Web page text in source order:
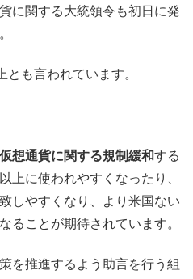
に関する大統領令も初日に発
も言われています。
仮想通貨に関する規制緩和する
上に使われやすくなったり、
しやすくなり、より米国ない
ることが期待されています。
を推進するよう助言を行う組